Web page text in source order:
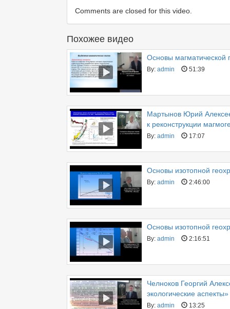
Comments are closed for this video.
Похожее видео
Основы магматической
By: admin 51:39
Мартынов Юрий
к реконструкции
By: admin 17:07
Основы изотопной
By: admin 2:46:00
Основы изотопной
By: admin 2:16:51
Челноков Георгий
экологические аспекты»
By: admin 13:25